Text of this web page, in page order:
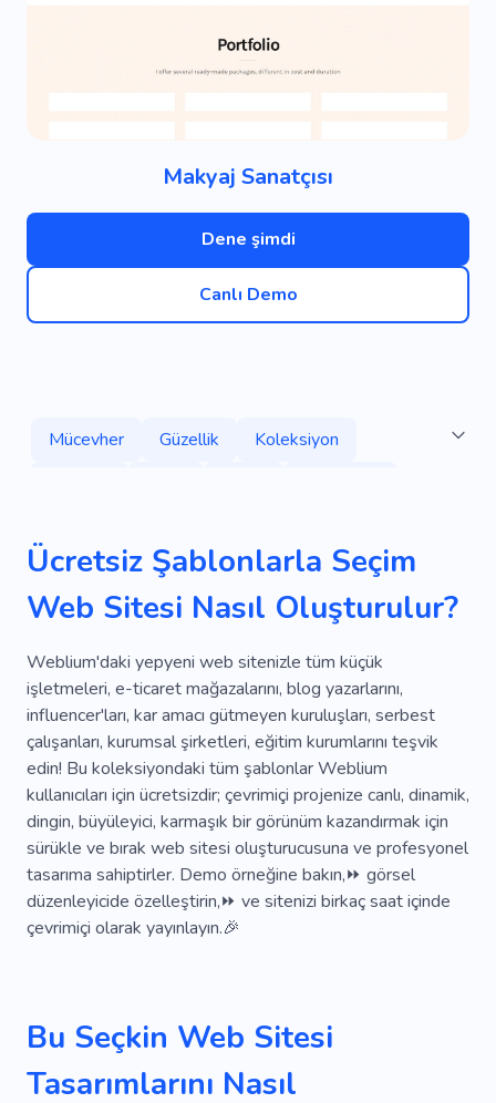
Makyaj Sanatçısı
Dene şimdi
Canlı Demo
Mücevher Güzellik
Koleksiyon
Altın
Lüks Mavi Yapay Zeka
Siyah
Parlak
Kartuş
Kedi Gözleri
Karakterler
Kadınlık Satmak
Parlamak
Uzman
Ücretsiz Şablonlarla Seçim
Web Sitesi Nasıl Oluşturulur?
Weblium'daki yepyeni web sitenizle tüm küçük
işletmeleri, e-ticaret mağazalarını, blog yazarlarını,
influencer'ları, kar amacı gütmeyen kuruluşları, serbest
çalışanları, kurumsal şirketleri, eğitim kurumlarını teşvik
edin! Bu koleksiyondaki tüm şablonlar Weblium
kullanıcıları için ücretsizdir; çevrimiçi projenize canlı, dinamik,
dingin, büyüleyici, karmaşık bir görünüm kazandırmak için
sürükle ve bırak web sitesi oluşturucusuna ve profesyonel
tasarıma sahiptirler. Demo örneğine bakın,⏩ görsel
düzenleyicide özelleştirin,⏩ ve sitenizi birkaç saat içinde
çevrimiçi olarak yayınlayın.🎉
Bu Seçkin Web Sitesi
Tasarımlarını Nasıl